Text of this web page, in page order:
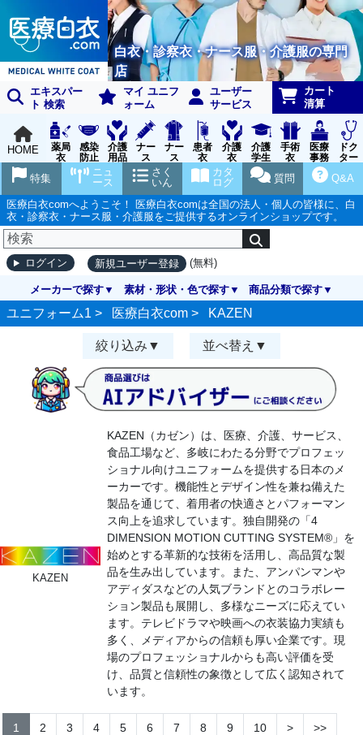
白衣・診察衣・ナース服・介護服の専門
店
エキスパー
ト 検索
マイ ユニフ
ォーム
ユーザー
サービス
カート
清算
HOME
薬局
衣
感染
防止
用品
介護
用品
ナー
ス
グッ
ズ
ナー
ス
ウェ
ア
患者
衣
介護
衣
介護
学生
実習
衣
手術
衣
医療
事務
受付
ドク
ター
ア
Q&A
質問
カタ
ログ
さく
いん
ニュ
ース
特集
医療白衣comへようこそ！ 医療白衣comは全国の法人・個人の皆様に、白
衣・診察衣・ナース服・介護服をご提供するオンラインショップです。
ログイン 新規ユーザー登録 (無料)
メーカーで探す 素材・形状・色で探す 商品分類で探す
ユニフォーム1 > 医療白衣com > KAZEN
絞り込み 並べ替え
KAZEN
KAZEN（カゼン）は、医療、介護、サービス、
食品工場など、多岐にわたる分野でプロフェッ
ショナル向けユニフォームを提供する日本のメ
ーカーです。機能性とデザイン性を兼ね備えた
製品を通じて、着用者の快適さとパフォーマン
ス向上を追求しています。独自開発の「4
DIMENSION MOTION CUTTING SYSTEM®」を
始めとする革新的な技術を活用し、高品質な製
品を生み出しています。また、アンパンマンや
アディダスなどの人気ブランドとのコラボレー
ション製品も展開し、多様なニーズに応えてい
ます。テレビドラマや映画への衣装協力実績も
多く、メディアからの信頼も厚い企業です。現
場のプロフェッショナルからも高い評価を受
け、品質と信頼性の象徴として広く認知されて
います。
1 2 3 4 5 6 7 8 9 10 > >>